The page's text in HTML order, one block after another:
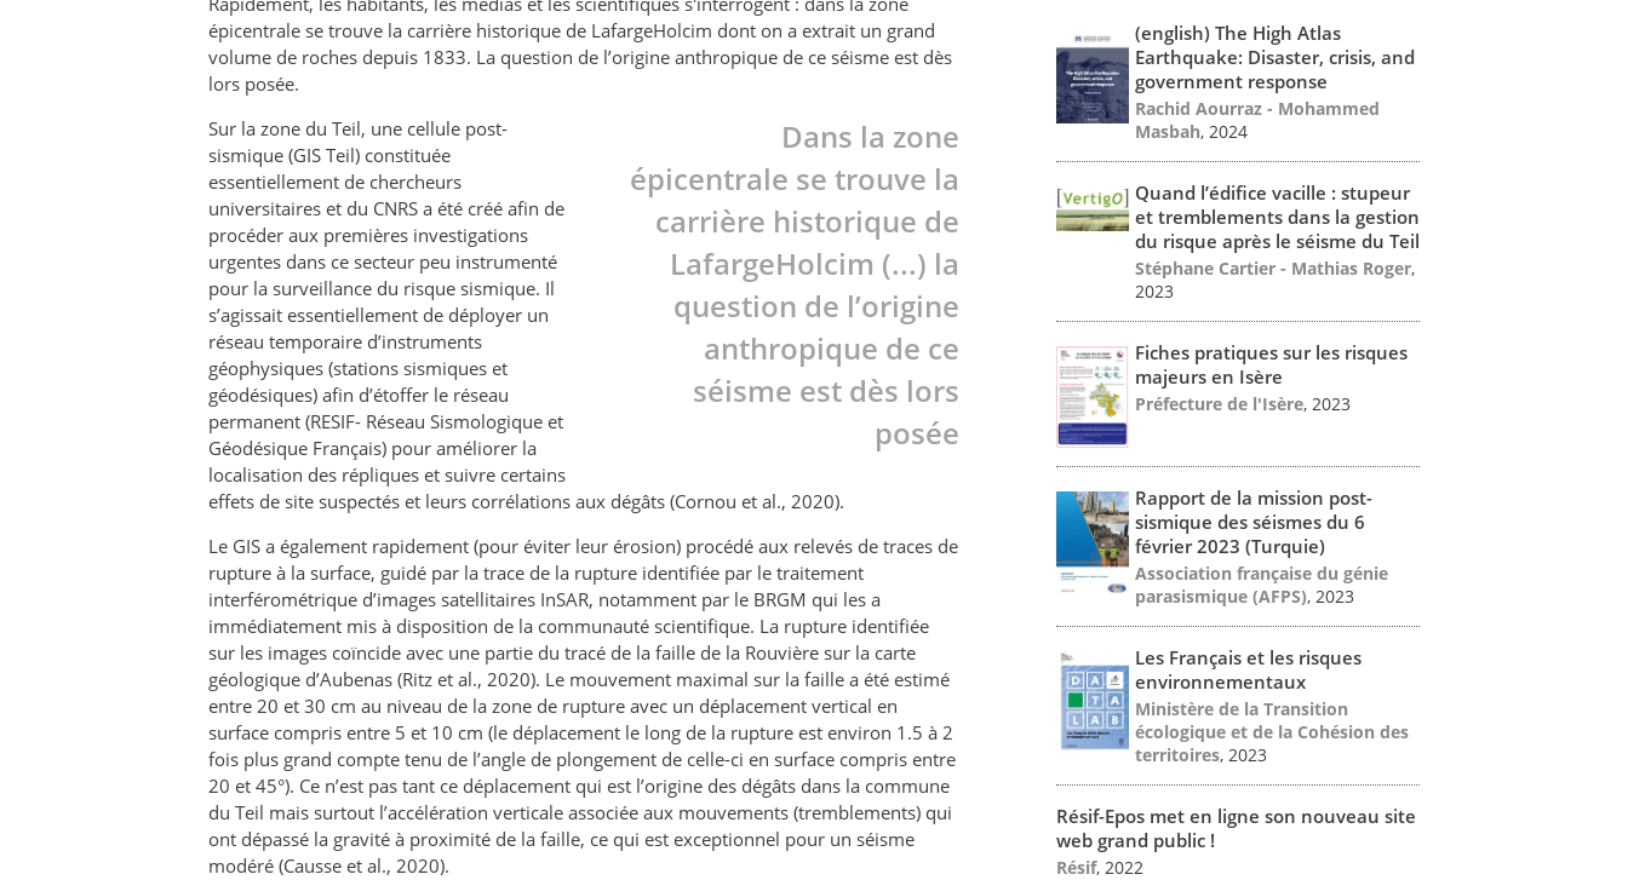
épicentrale se trouve la carrière historique de LafargeHolcim dont on a extrait un grand
volume de roches depuis 1833. La question de l’origine anthropique de ce séisme est dès
lors posée.
Dans la zone
épicentrale se trouve la
carrière historique de
LafargeHolcim (...) la
question de l’origine
anthropique de ce
séisme est dès lors
posée
Sur la zone du Teil, une cellule post-
sismique (GIS Teil) constituée
essentiellement de chercheurs
universitaires et du CNRS a été créé afin de
procéder aux premières investigations
urgentes dans ce secteur peu instrumenté
pour la surveillance du risque sismique. Il
s’agissait essentiellement de déployer un
réseau temporaire d’instruments
géophysiques (stations sismiques et
géodésiques) afin d’étoffer le réseau
permanent (RESIF- Réseau Sismologique et
Géodésique Français) pour améliorer la
localisation des répliques et suivre certains
effets de site suspectés et leurs corrélations aux dégâts (Cornou et al., 2020).
Le GIS a également rapidement (pour éviter leur érosion) procédé aux relevés de traces de
rupture à la surface, guidé par la trace de la rupture identifiée par le traitement
interférométrique d’images satellitaires InSAR, notamment par le BRGM qui les a
immédiatement mis à disposition de la communauté scientifique. La rupture identifiée
sur les images coïncide avec une partie du tracé de la faille de la Rouvière sur la carte
géologique d’Aubenas (Ritz et al., 2020). Le mouvement maximal sur la faille a été estimé
entre 20 et 30 cm au niveau de la zone de rupture avec un déplacement vertical en
surface compris entre 5 et 10 cm (le déplacement le long de la rupture est environ 1.5 à 2
fois plus grand compte tenu de l’angle de plongement de celle-ci en surface compris entre
20 et 45°). Ce n’est pas tant ce déplacement qui est l’origine des dégâts dans la commune
du Teil mais surtout l’accélération verticale associée aux mouvements (tremblements) qui
ont dépassé la gravité à proximité de la faille, ce qui est exceptionnel pour un séisme
modéré (Causse et al., 2020).
(english) The High Atlas
Earthquake: Disaster, crisis, and
government response
Rachid Aourraz - Mohammed
Masbah, 2024
Quand l’édifice vacille : stupeur
et tremblements dans la gestion
du risque après le séisme du Teil
Stéphane Cartier - Mathias Roger,
2023
Fiches pratiques sur les risques
majeurs en Isère
Préfecture de l'Isère, 2023
Rapport de la mission post-
sismique des séismes du 6
février 2023 (Turquie)
Association française du génie
parasismique (AFPS), 2023
Les Français et les risques
environnementaux
Ministère de la Transition
écologique et de la Cohésion des
territoires, 2023
Résif-Epos met en ligne son nouveau site
web grand public !
Résif, 2022